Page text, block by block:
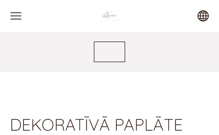
DEKORATĪVĀ PAPLĀTE